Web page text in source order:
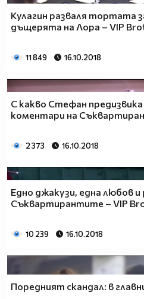
Кулагин разваля тортата
дъщерята на Лора – VIP
11 849 16.10.2018
С какво Стефан
коментари на
2 373 16.10.2018
Едно джакузи, една любов и
Съквартирантите – VIP
10 239 16.10.2018
Поредният скандал: в